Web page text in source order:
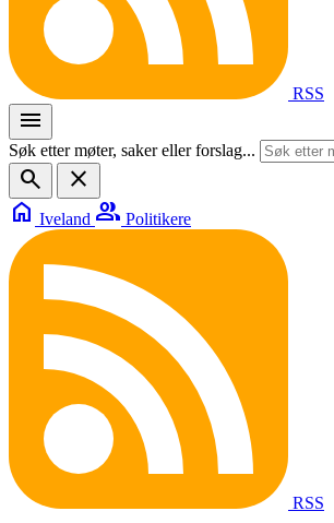
RSS
menu
Søk etter møter, saker eller forslag...
search
close
home Iveland group Politikere
RSS